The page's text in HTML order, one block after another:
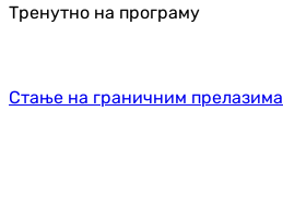
Тренутно на програму
Стање на граничним прелазима